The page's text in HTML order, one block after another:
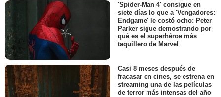
'Spider-Man 4' consigue en
siete días lo que a 'Vengadores:
Endgame' le costó ocho: Peter
Parker sigue demostrando por
qué es el superhéroe más
taquillero de Marvel
Casi 8 meses después de
fracasar en cines, se estrena en
streaming una de las películas
de terror más intensas del año